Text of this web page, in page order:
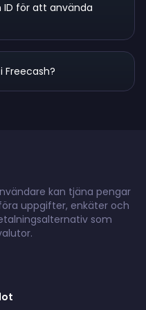
ID för att använda
kan tjäna pengar
uppgifter, enkäter och
som